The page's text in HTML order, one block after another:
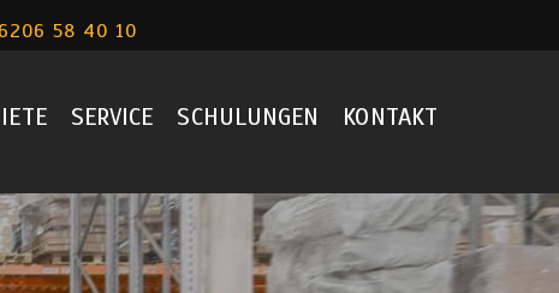
58 40 10
SERVICE SCHULUNGEN KONTAKT